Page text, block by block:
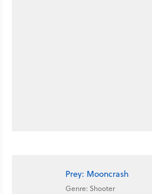
Prey: Mooncrash
Genre: Shooter